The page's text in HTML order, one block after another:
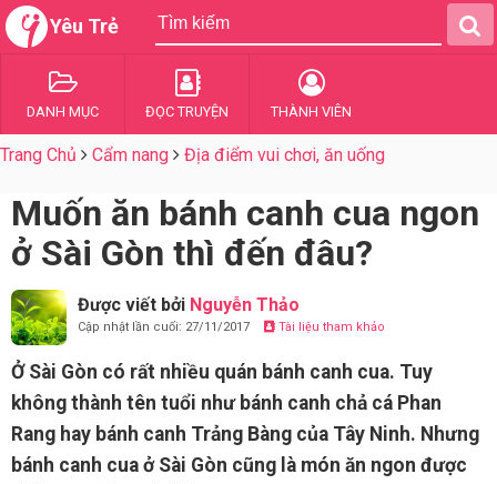
Yêu Trẻ
DANH MỤC ĐỌC TRUYỆN THÀNH VIÊN
Trang Chủ Cẩm nang Địa điểm vui chơi, ăn uống
Muốn ăn bánh canh cua ngon
ở Sài Gòn thì đến đâu?
Được viết bởi Nguyễn Thảo
Cập nhật lần cuối: 27/11/2017 Tài liệu tham khảo
Ở Sài Gòn có rất nhiều quán bánh canh cua. Tuy
không thành tên tuổi như bánh canh chả cá Phan
Rang hay bánh canh Trảng Bàng của Tây Ninh. Nhưng
bánh canh cua ở Sài Gòn cũng là món ăn ngon được